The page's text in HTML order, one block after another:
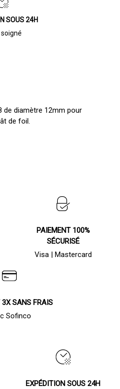
SOUS 24H
soigné
de diamètre 12mm pour
de foil.
PAIEMENT 100%
SÉCURISÉ
Visa | Mastercard
3X SANS FRAIS
Sofinco
EXPÉDITION SOUS 24H